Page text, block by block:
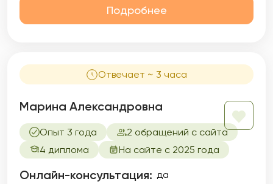
Подробнее
Отвечает ~ 3 часа
Марина Александровна
Опыт 3 года
2 обращений с сайта
4 диплома
На сайте с 2025 года
Онлайн-консультация: да